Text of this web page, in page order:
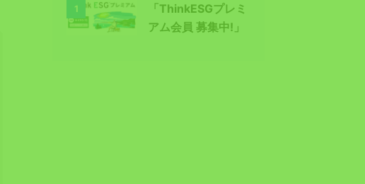
1
「ThinkESGプレミ
アム会員 募集中!」